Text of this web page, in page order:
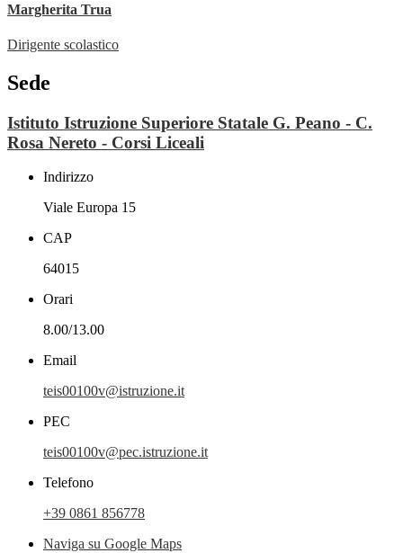
Margherita Trua
Dirigente scolastico
Sede
Istituto Istruzione Superiore Statale G. Peano - C.
Rosa Nereto - Corsi Liceali
Indirizzo
Viale Europa 15
CAP
64015
Orari
8.00/13.00
Email
teis00100v@istruzione.it
PEC
teis00100v@pec.istruzione.it
Telefono
+39 0861 856778
Naviga su Google Maps